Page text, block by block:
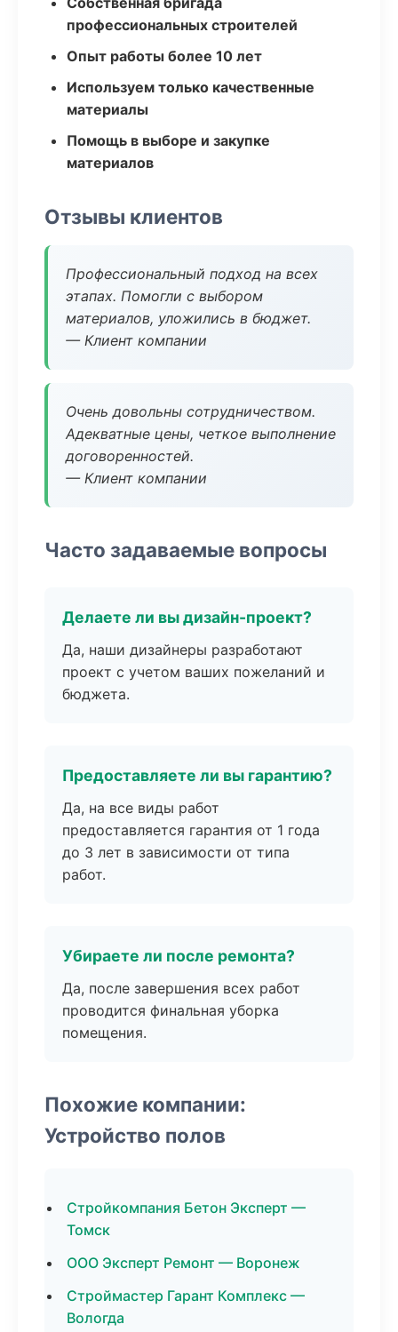
профессиональных строителей
Опыт работы более 10 лет
Используем только качественные
материалы
Помощь в выборе и закупке
материалов
Отзывы клиентов
Профессиональный подход на всех
этапах. Помогли с выбором
материалов, уложились в бюджет.
— Клиент компании
Очень довольны сотрудничеством.
Адекватные цены, четкое выполнение
договоренностей.
— Клиент компании
Часто задаваемые вопросы
Делаете ли вы дизайн-проект?
Да, наши дизайнеры разработают
проект с учетом ваших пожеланий и
бюджета.
Предоставляете ли вы гарантию?
Да, на все виды работ
предоставляется гарантия от 1 года
до 3 лет в зависимости от типа
работ.
Убираете ли после ремонта?
Да, после завершения всех работ
проводится финальная уборка
помещения.
Похожие компании:
Устройство полов
Стройкомпания Бетон Эксперт —
Томск
ООО Эксперт Ремонт — Воронеж
Строймастер Гарант Комплекс —
Вологда